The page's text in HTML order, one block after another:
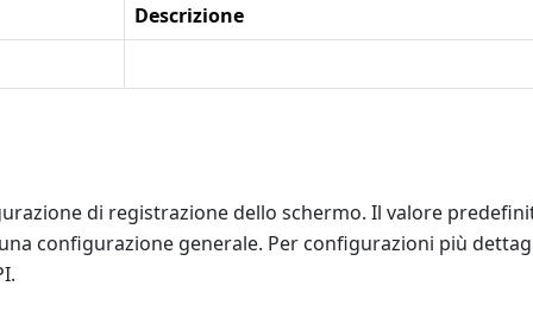
Descrizione
di registrazione dello schermo. Il valore
configurazione generale. Per configurazioni più